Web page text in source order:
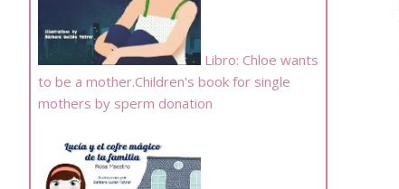
Libro: Chloe wants
to be a mother.Children's book for single
mothers by sperm donation